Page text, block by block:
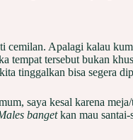
cemilan. Apalagi kalau
tempat tersebut bukan
tinggalkan bisa segera
saya kesal karena
bangetkan mau santai-